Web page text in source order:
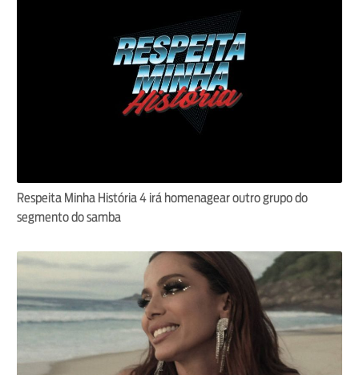
Respeita Minha História 4 irá homenagear outro grupo do
segmento do samba